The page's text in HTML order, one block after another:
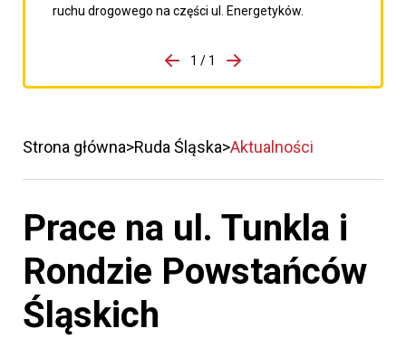
ruchu drogowego na części ul. Energetyków.
porzpedniego komunikatu
1 / 1
Przejdź do następnego
Strona główna Ruda Śląska Aktualności
Prace na ul. Tunkla i
Rondzie Powstańców
Śląskich